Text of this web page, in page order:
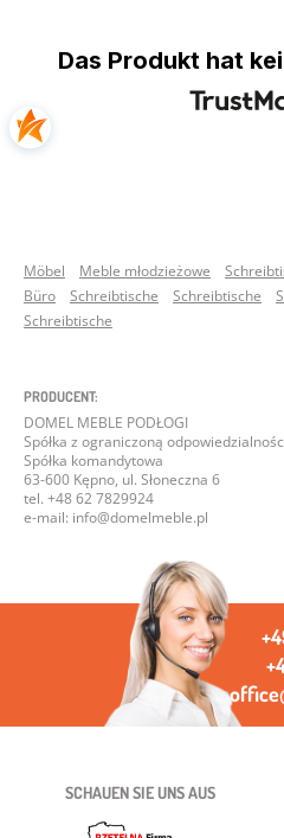
Das Produkt hat
Möbel Meble młodzieżowe
Büro
Schreibtische Schreibtische
Schreibtische
PRODUCENT:
DOMEL MEBLE PODŁOGI
Spółka z ograniczoną
Spółka komandytowa
63-600 Kępno, ul. Słoneczna 6
tel. +48 62 7829924
e-mail: info@domelmeble.pl
SCHAUEN SIE UNS AUS